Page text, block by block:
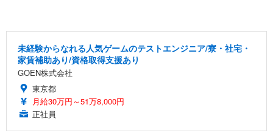
未経験からなれる人気ゲームのテストエンジニア/寮・社宅・
家賃補助あり/資格取得支援あり
GOEN株式会社
東京都
月給30万円～51万8,000円
正社員